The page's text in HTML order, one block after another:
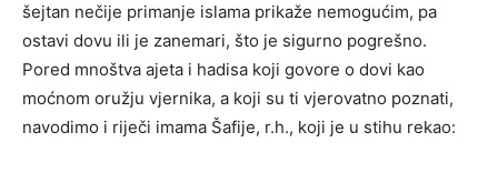
šejtan nečije primanje islama prikaže nemogućim, pa
ostavi dovu ili je zanemari, što je sigurno pogrešno.
Pored mnoštva ajeta i hadisa koji govore o dovi kao
moćnom oružju vjernika, a koji su ti vjerovatno poznati,
navodimo i riječi imama Šafije, r.h., koji je u stihu rekao: